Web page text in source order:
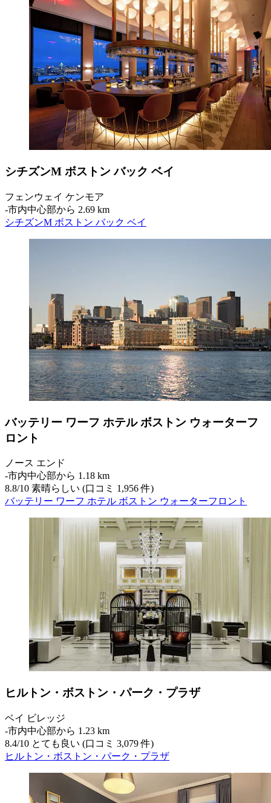
シチズンM ボストン バック ベイ
フェンウェイ ケンモア
‐市内中心部から 2.69 km
シチズンM ボストン バック ベイ
バッテリー ワーフ ホテル ボストン ウォーターフ
ロント
ノース エンド
‐市内中心部から 1.18 km
8.8/10 素晴らしい (口コミ 1,956 件)
バッテリー ワーフ ホテル ボストン ウォーターフロント
ヒルトン・ボストン・パーク・プラザ
ベイ ビレッジ
‐市内中心部から 1.23 km
8.4/10 とても良い (口コミ 3,079 件)
ヒルトン・ボストン・パーク・プラザ